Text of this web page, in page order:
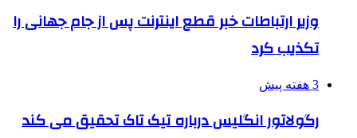
وزیر ارتباطات خبر قطع اینترنت پس از جام جهانی را
تکذیب کرد
3 هفته پیش
رگولاتور انگلیس درباره تیک تاک تحقیق می کند